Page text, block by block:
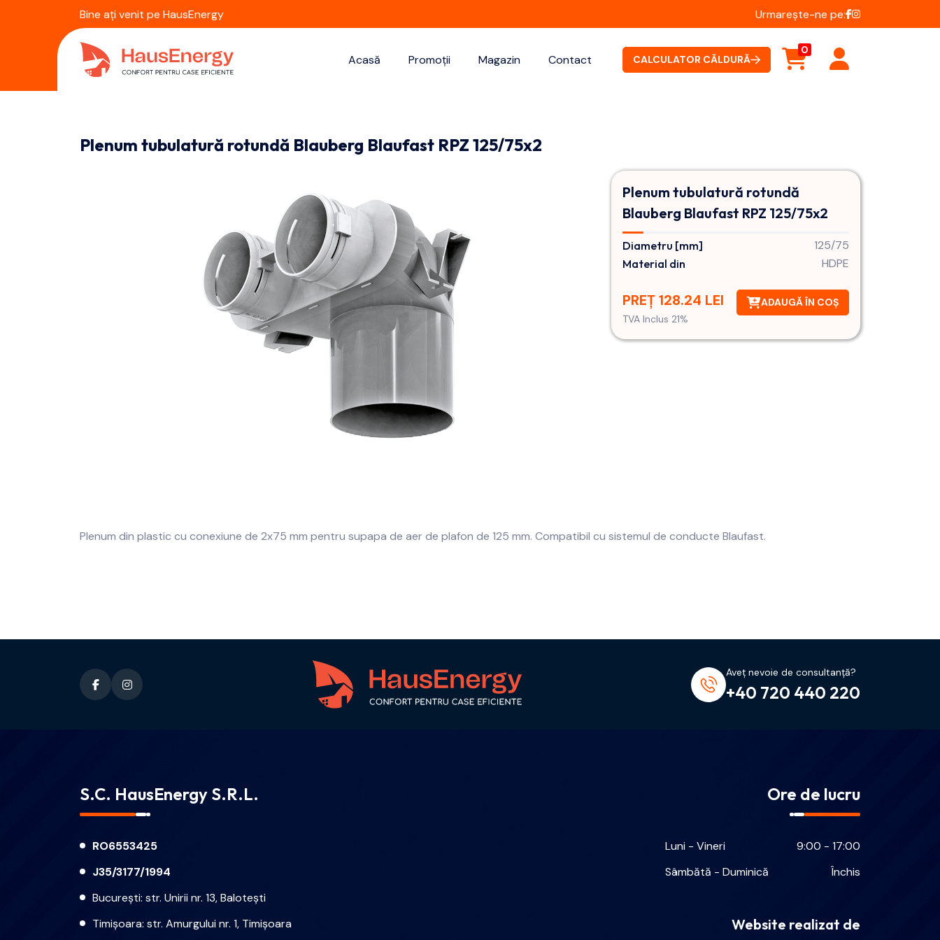
Bine ați venit pe HausEnergy Urmarește-ne pe:
Acasă Promoții Magazin Contact CALCULATOR CĂLDURĂ
0
Plenum tubulatură rotundă Blauberg Blaufast RPZ 125/75x2
Plenum tubulatură rotundă
Blauberg Blaufast RPZ 125/75x2
Diametru [mm] 125/75
Material din HDPE
PREȚ 128.24 LEI
TVA Inclus 21%
ADAUGĂ ÎN COȘ
Plenum din plastic cu conexiune de 2x75 mm pentru supapa de aer de plafon de 125 mm. Compatibil cu sistemul de conducte Blaufast.
Aveț nevoie de consultanță?
+40 720 440 220
S.C. HausEnergy S.R.L.
RO6553425
J35/3177/1994
București: str. Unirii nr. 13, Balotești
Timișoara: str. Amurgului nr. 1, Timișoara
Ore de lucru
Luni - Vineri
9:00 - 17:00
Sâmbătă - Duminică
Închis
Website realizat de